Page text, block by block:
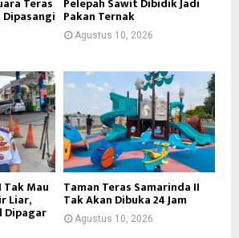
Pakan Ternak
Agustus 10, 2026
Tak Mau
Liar,
Dipagar
Taman Teras Samarinda II
Tak Akan Dibuka 24 Jam
Agustus 10, 2026